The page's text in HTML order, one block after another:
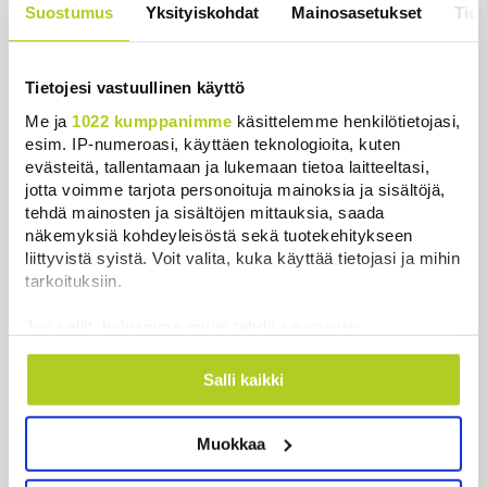
Suostumus Yksityiskohdat Mainosasetukset
Tietojesi vastuullinen käyttö
Me ja 1022 kumppanimme käsittelemme henkilötietojasi,
esim. IP-numeroasi, käyttäen teknologioita, kuten
evästeitä, tallentamaan ja lukemaan tietoa laitteeltasi,
jotta voimme tarjota personoituja mainoksia ja sisältöjä,
tehdä mainosten ja sisältöjen mittauksia, saada
näkemyksiä kohdeyleisöstä sekä tuotekehitykseen
liittyvistä syistä. Voit valita, kuka käyttää tietojasi ja mihin
tarkoituksiin.
Kerätä tietoja maantieteellisestä sijainnistasi,
mahdollisesti muutaman metrin tarkkuudella
ominaispiirteitä aktiivisesti (sormenjäljen
Lue lisää siitä, miten henkilötietojasi käsitellään ja miten
Salli kaikki
Muokkaa
Uutiset | 6.8.2026 11:56
Uutiset
Uusimmat Luetuimmat
Historia | Sensaatiolehti piti piilottaa